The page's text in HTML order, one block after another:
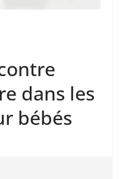
dans les
bébés